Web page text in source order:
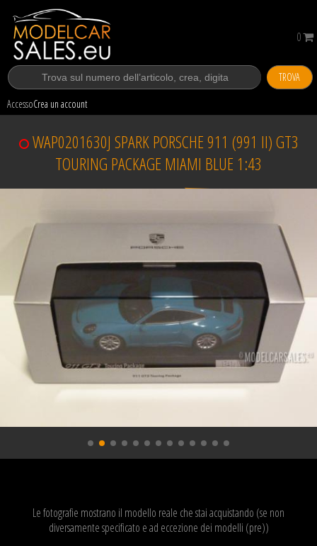
TROVA
AccessoCrea un account
0
WAP0201630J SPARK PORSCHE 911 (991 II) GT3
TOURING PACKAGE MIAMI BLUE 1:43
Venduto
Le fotografie mostrano il modello reale che stai acquistando (se non
diversamente specificato e ad eccezione dei modelli (pre))